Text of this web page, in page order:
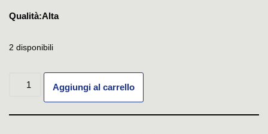
Qualità:Alta
2 disponibili
Aggiungi al carrello